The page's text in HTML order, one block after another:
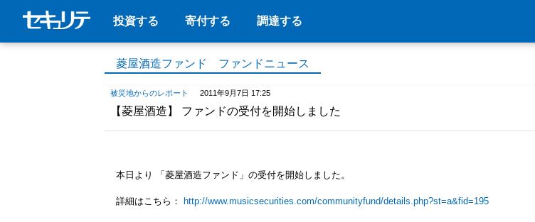
投資する 寄付する 調達する
菱屋酒造ファンド ファンドニュース
被災地からのレポート 2011年9月7日 17:25
【菱屋酒造】 ファンドの受付を開始しました
本日より 「菱屋酒造ファンド」の受付を開始しました。
詳細はこちら： http://www.musicsecurities.com/communityfund/details.php?st=a&fid=195